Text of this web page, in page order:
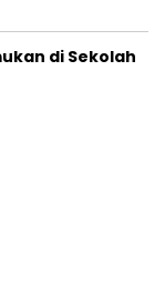
di Sekolah